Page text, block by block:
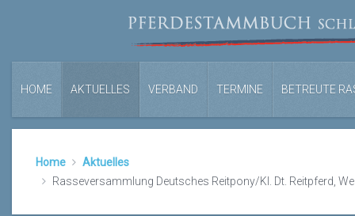
HOME AKTUELLES VERBAND TERMINE BETREUTE
Home
Aktuelles
Rasseversammlung Deutsches Reitpony/Kl. Dt. Reitpferd,